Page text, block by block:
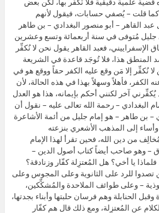
قلت – يُصفي حسابات، فيقول لأنهم
القاهر – أبو منصور البغدادي – بن طاهر
جليل مُتوفى في سنة أربعمائة وتسع وعشرين
الإسفراييني، فعبد القاهر يقول نحن لا نُكفِّر
المنطق هذا، فلا تُوجَد قاعدة في الشريعة
نُكفِّر إلا مَن وقع عليه الكفر حقاً ووقع هو في
الكفر، فأهلاً وسهلاً بهذا في هذه الحالة، لأن
آخر لكنني أحكم بإيمانه، هذا هو العدل
البغدادي – رحمة الله تعالى عليه – نقول أن
– بن طاهر – هو إمام جليل من أئمة الأشاعرة
إلى المذهب الأشعري بنزعته
من دين الله، فحين تقرأ لهذا الإمام
– وهو صاحب أيضاً كتاب أصول الدين –
يا أخي؟ هل المُعتزِلة كفّار وزنادقة؟
تصدوا للرد على الثانوية وعلى المجوس وعلى
– وعلى طوائف الملاحدة والمُشكِّكين،
الحنابلة وهم فرسان حلبتها وأبناء بجدتها،
عن المُعتزِلة، ومع ذلك قال هم كفّار